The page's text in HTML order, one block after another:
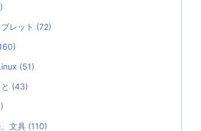
レット (72)
(51)
(43)
、文具 (110)